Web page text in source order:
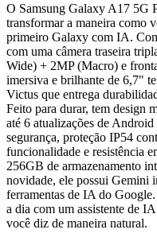
O Samsung Galaxy A17 5G
transformar a maneira como
primeiro Galaxy com IA.
com uma câmera traseira
Wide) + 2MP (Macro) e
imersiva e brilhante de 6,7"
Victus que entrega
Feito para durar, tem design
até 6 atualizações de Android
segurança, proteção IP54
funcionalidade e resistência
256GB de armazenamento
novidade, ele possui Gemini
ferramentas de IA do
a dia com um assistente de
você diz de maneira natural.